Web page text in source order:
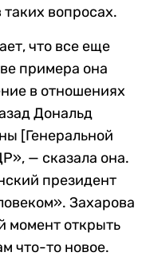
вопросах.
что все еще
примера она
в отношениях
Дональд
[Генеральной
— сказала она.
президент
Захарова
момент открыть
что-то новое.